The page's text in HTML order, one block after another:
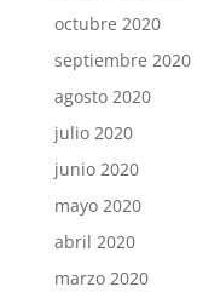
octubre 2020
septiembre 2020
agosto 2020
julio 2020
junio 2020
mayo 2020
abril 2020
marzo 2020